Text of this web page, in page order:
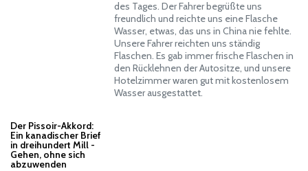
des Tages. Der Fahrer begrüßte uns
freundlich und reichte uns eine Flasche
Wasser, etwas, das uns in China nie fehlte.
Unsere Fahrer reichten uns ständig
Flaschen. Es gab immer frische Flaschen in
den Rücklehnen der Autositze, und unsere
Hotelzimmer waren gut mit kostenlosem
Wasser ausgestattet.
Der Pissoir-Akkord:
Ein kanadischer Brief
in dreihundert Mill -
Gehen, ohne sich
abzuwenden